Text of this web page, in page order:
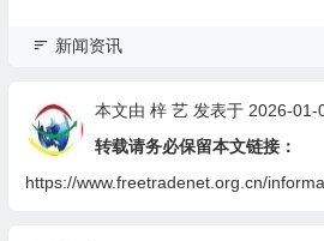
新闻资讯
本文由 梓 艺发表于 2026-01-
转载请务必保留本文链接：
https://www.freetradenet.org.cn/